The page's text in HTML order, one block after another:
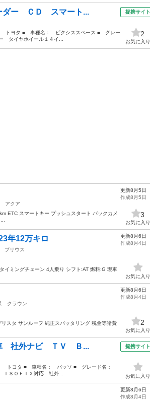
ダー ＣＤ スマート...
ヨタ ■ 車種名： ピクシススペース ■ グレー
イヤホイール１４イ...
提携サイト
2
お気に入り
アクア
ETC スマートキー プッシュスタート バックカメ
更新8月5日
作成8月5日
3
お気に入り
年12万キロ
プリウス
ミングチェーン 4人乗り シフト:AT 燃料:G 現車
更新8月6日
作成8月4日
お気に入り
クラウン
スタ サンルーフ 純正スパッタリング 税金等諸費
更新8月6日
作成8月4日
2
お気に入り
社外ナビ ＴＶ Ｂ...
トヨタ ■ 車種名： パッソ ■ グレード名：
ＳＯＦＩＸ対応 社外...
提携サイト
お気に入り
更新8月6日
作成8月4日